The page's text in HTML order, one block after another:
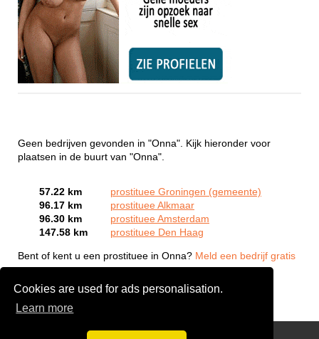
Cookies are used for ads personalisation.
Learn more
Geen bedrijven gevonden in "Onna". Kijk hieronder voor
plaatsen in de buurt van "Onna".
57.22 km
prostituee Groningen (gemeente)
96.17 km
prostituee Alkmaar
96.30 km
prostituee Amsterdam
147.58 km
prostituee Den Haag
Bent of kent u een prostituee in Onna? Meld een bedrijf gratis
aan